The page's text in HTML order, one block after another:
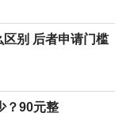
别 后者申请门槛
？90元整